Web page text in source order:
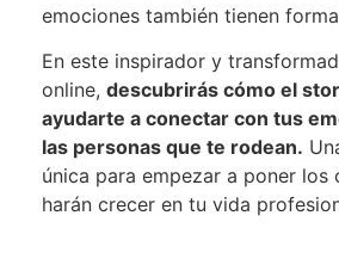
emociones también tienen
En este inspirador y
online, descubrirás cómo el
ayudarte a conectar con tus
las personas que te rodean.
única para empezar a poner los
harán crecer en tu vida